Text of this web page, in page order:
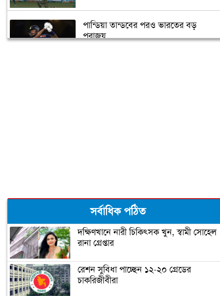
পান্ডিয়া তান্ডবের পরও ভারতের বড়
পরাজয়
‘আপনি ক্রিকেটার, হিন্দুদের ধর্মগুরু নন’
মাশরাফির ক্যারিয়ার শেষ!
ফিটনেসে সাকিবের সফলতার রহস্য ফাঁস
সর্বাধিক পঠিত
দক্ষিণখানে নারী চিকিৎসক খুন, স্বামী সোহেল
রানা গ্রেপ্তার
রেশন সুবিধা পাচ্ছেন ১২-২০ গ্রেডের
চাকরিজীবীরা